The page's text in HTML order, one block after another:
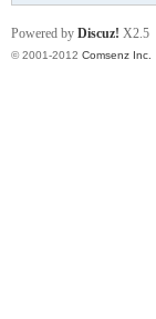
Powered by Discuz! X2.5
© 2001-2012 Comsenz Inc.